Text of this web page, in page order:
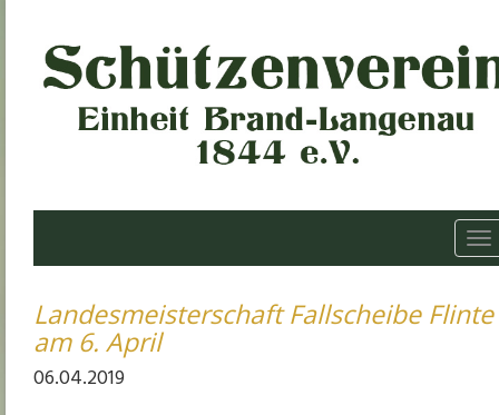
Landesmeisterschaft Fallscheibe Flinte
am 6. April
06.04.2019